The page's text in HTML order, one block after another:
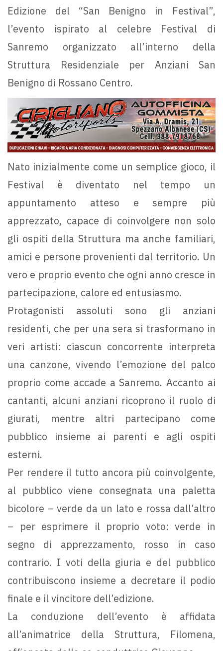
Edizione del “San Benigno in Festival”,
l’evento ispirato al celebre Festival di
Sanremo organizzato all’interno della
Struttura Residenziale per Anziani San
Benigno di Rossano Centro.
Nato inizialmente come un semplice gioco, il
Festival è diventato nel tempo un
appuntamento atteso e sempre più
apprezzato, capace di coinvolgere non solo
gli ospiti della Struttura ma anche familiari,
amici e persone provenienti dal territorio. Un
vero e proprio evento che ogni anno cresce in
partecipazione, calore ed entusiasmo.
Protagonisti assoluti sono gli anziani
residenti, che per una sera si trasformano in
veri artisti: ciascun concorrente interpreta
una canzone, vivendo l’emozione del palco
proprio come accade a Sanremo. Accanto ai
cantanti, alcuni anziani ricoprono il ruolo di
giurati, mentre altri partecipano come
pubblico insieme ai parenti e agli ospiti
esterni.
Per rendere il tutto ancora più coinvolgente,
al pubblico viene consegnata una paletta
bicolore – verde da un lato e rossa dall’altro
– per esprimere il proprio voto: verde in
segno di apprezzamento, rosso in caso
contrario. I voti della giuria e del pubblico
contribuiscono insieme a decretare il podio
finale e il vincitore dell’edizione.
La conduzione dell’evento è affidata
all’animatrice della Struttura, Filomena,